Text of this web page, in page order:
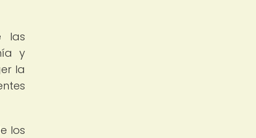
las
y
la
los